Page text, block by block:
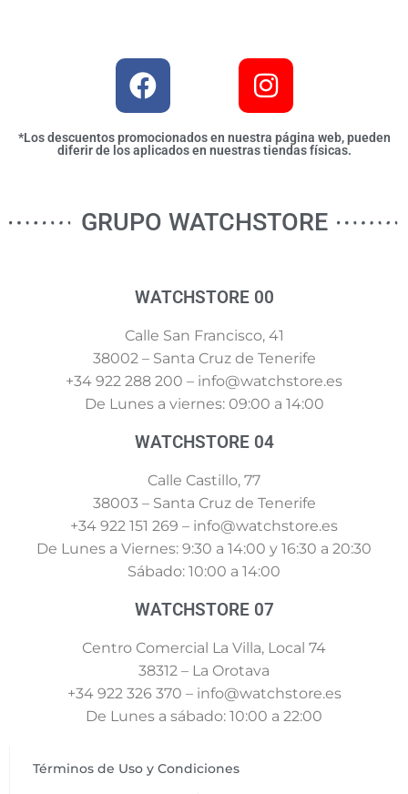
*Los descuentos promocionados en nuestra página web, pueden
diferir de los aplicados en nuestras tiendas físicas.
GRUPO WATCHSTORE
WATCHSTORE 00
Calle San Francisco, 41
38002 – Santa Cruz de Tenerife
+34 922 288 200 – info@watchstore.es
De Lunes a viernes: 09:00 a 14:00
WATCHSTORE 04
Calle Castillo, 77
38003 – Santa Cruz de Tenerife
+34 922 151 269 – info@watchstore.es
De Lunes a Viernes: 9:30 a 14:00 y 16:30 a 20:30
Sábado: 10:00 a 14:00
WATCHSTORE 07
Centro Comercial La Villa, Local 74
38312 – La Orotava
+34 922 326 370 – info@watchstore.es
De Lunes a sábado: 10:00 a 22:00
Términos de Uso y Condiciones